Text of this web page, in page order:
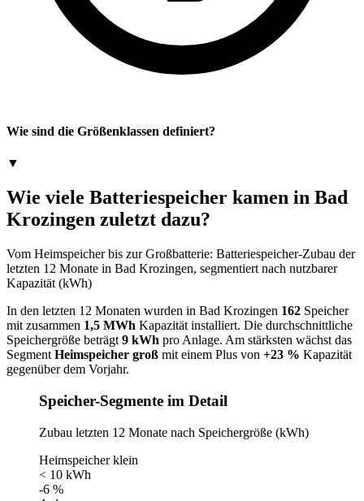
Wie sind die Größenklassen definiert?
▼
Wie viele Batteriespeicher kamen in Bad
Krozingen zuletzt dazu?
Vom Heimspeicher bis zur Großbatterie: Batteriespeicher-Zubau der
letzten 12 Monate in Bad Krozingen, segmentiert nach nutzbarer
Kapazität (kWh)
In den letzten 12 Monaten wurden in Bad Krozingen 162 Speicher
mit zusammen 1,5 MWh Kapazität installiert. Die durchschnittliche
Speichergröße beträgt 9 kWh pro Anlage. Am stärksten wächst das
Segment Heimspeicher groß mit einem Plus von +23 % Kapazität
gegenüber dem Vorjahr.
Speicher-Segmente im Detail
Zubau letzten 12 Monate nach Speichergröße (kWh)
Heimspeicher klein
< 10 kWh
-6 %